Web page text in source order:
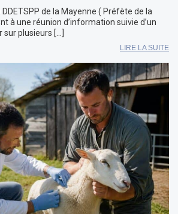
DDETSPP de la Mayenne ( Préfète de la
à une réunion d’information suivie d’un
sur plusieurs […]
LIRE LA SUITE